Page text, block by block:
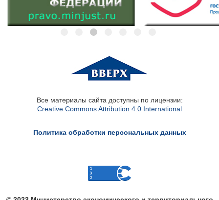
Все материалы сайта доступны по лицензии:
Creative Commons Attribution 4.0 International
Политика обработки персональных данных